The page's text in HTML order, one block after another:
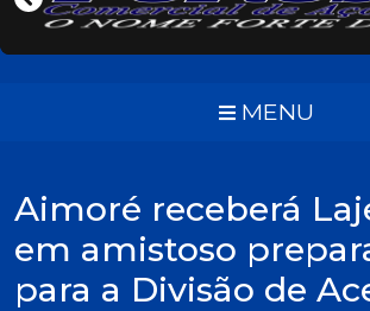
MENU
Aimoré receberá
em amistoso
para a Divisão de